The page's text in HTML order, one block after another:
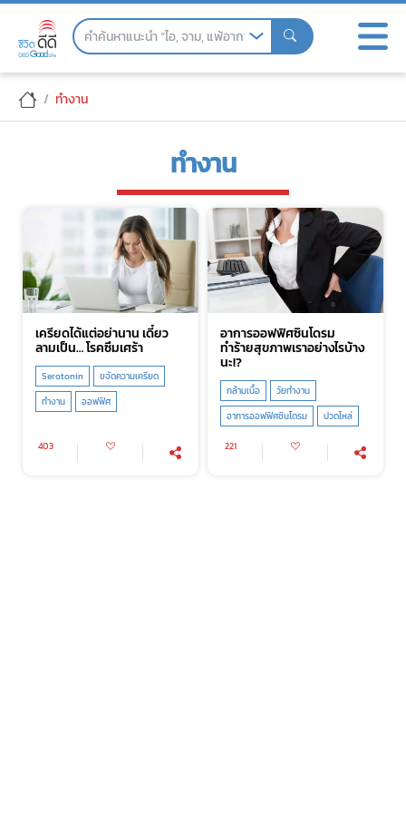
Skip
ทำงาน
ทำงาน
เครียดได้แต่อย่านาน เดี๋ยว
ลามเป็น… โรคซึมเศร้า
Serotonin
ขจัดความเครียด
ทำงาน
ออฟฟิศ
403
อาการออฟฟิศซินโดรม
ทำร้ายสุขภาพเราอย่างไรบ้าง
นะ!?
กล้ามเนื้อ
วัยทำงาน
อาการออฟฟิศซินโดรม
ปวดไหล่
221